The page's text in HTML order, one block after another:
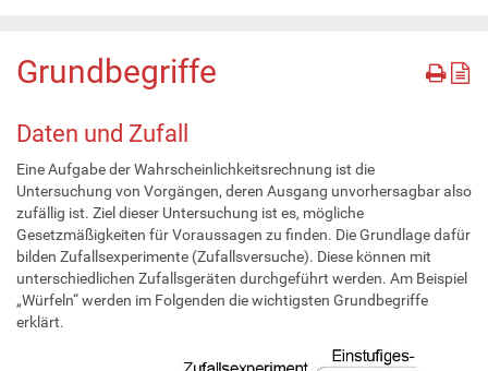
Grundbegriffe
Daten und Zufall
Eine Aufgabe der Wahrscheinlichkeitsrechnung ist die
Untersuchung von Vorgängen, deren Ausgang unvorhersagbar also
zufällig ist. Ziel dieser Untersuchung ist es, mögliche
Gesetzmäßigkeiten für Voraussagen zu finden. Die Grundlage dafür
bilden Zufallsexperimente (Zufallsversuche). Diese können mit
unterschiedlichen Zufallsgeräten durchgeführt werden. Am Beispiel
„Würfeln“ werden im Folgenden die wichtigsten Grundbegriffe
erklärt.